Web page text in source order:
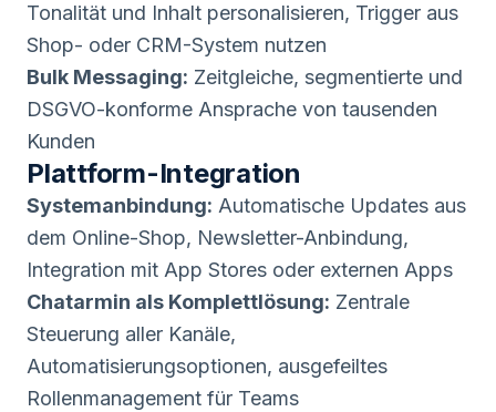
Tonalität und Inhalt personalisieren, Trigger aus
Shop- oder CRM-System nutzen
Bulk Messaging: Zeitgleiche, segmentierte und
DSGVO-konforme Ansprache von tausenden
Kunden
Plattform-Integration
Systemanbindung: Automatische Updates aus
dem Online-Shop, Newsletter-Anbindung,
Integration mit App Stores oder externen Apps
Chatarmin als Komplettlösung: Zentrale
Steuerung aller Kanäle,
Automatisierungsoptionen, ausgefeiltes
Rollenmanagement für Teams